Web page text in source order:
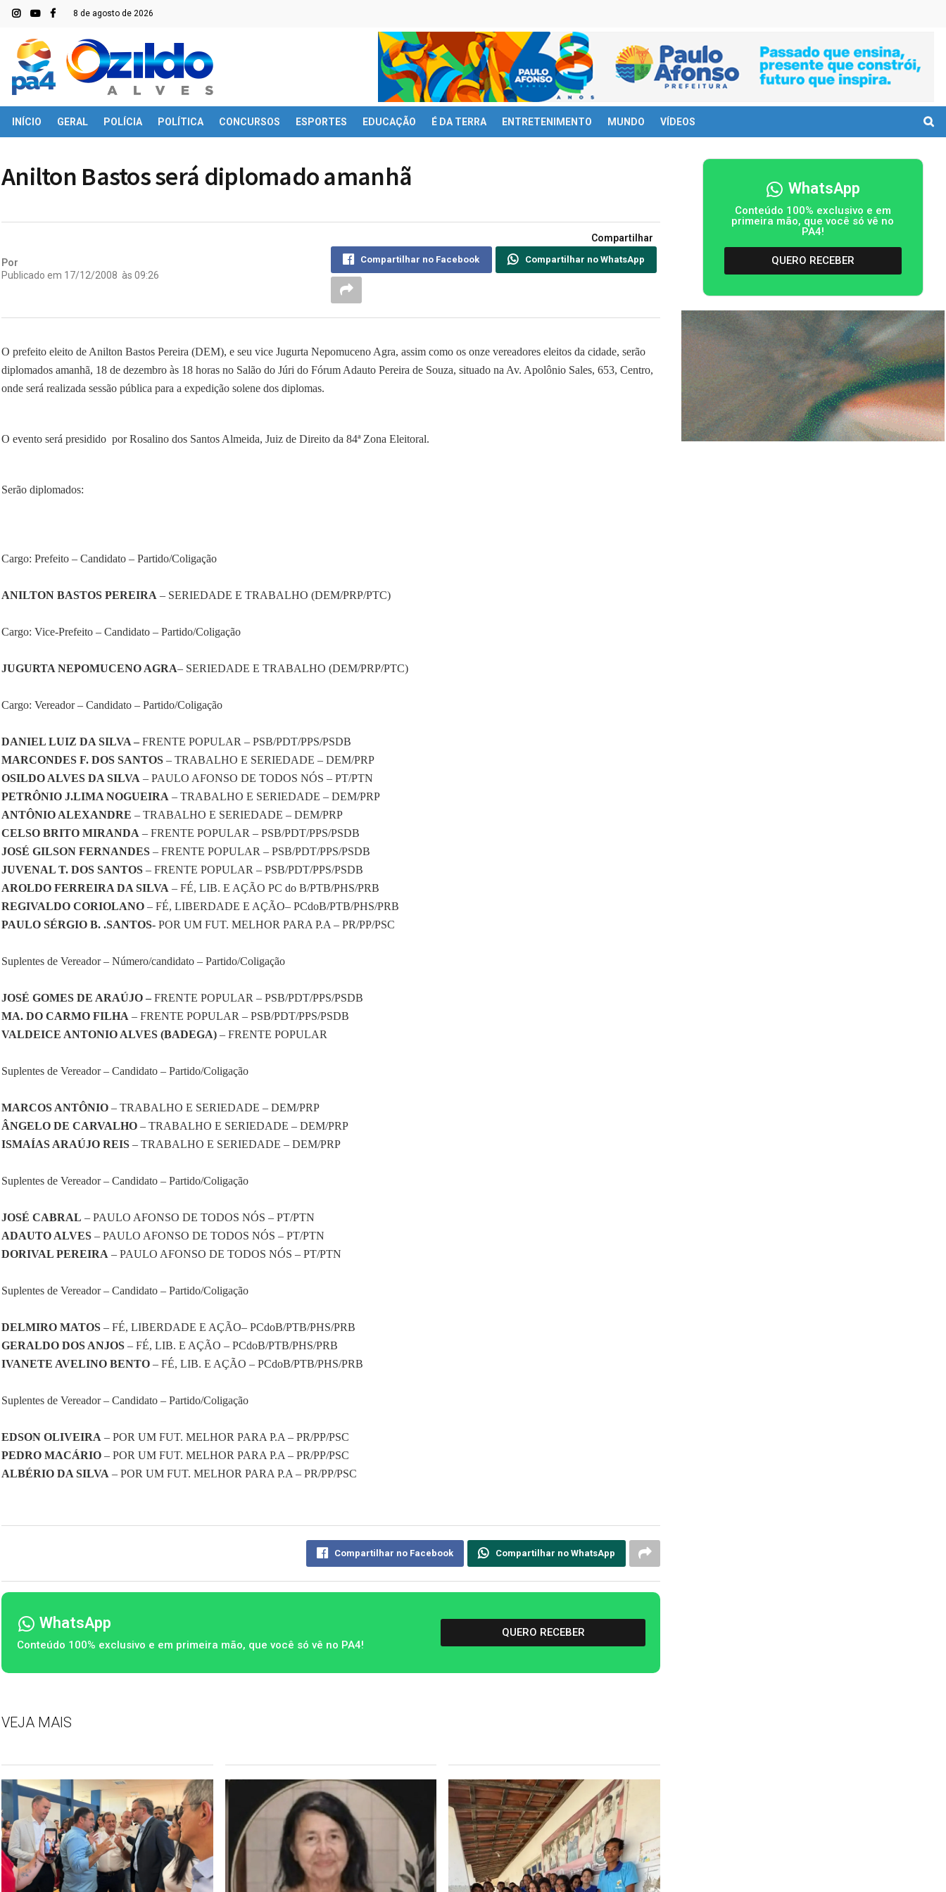
8 de agosto de 2026
INÍCIO GERAL POLÍCIA POLÍTICA CONCURSOS ESPORTES EDUCAÇÃO É DA TERRA ENTRETENIMENTO MUNDO VÍDEOS
Anilton Bastos será diplomado amanhã
Por
Publicado em 17/12/2008 às 09:26
Compartilhar
Compartilhar no Facebook Compartilhar no WhatsApp
O prefeito eleito de Anilton Bastos Pereira (DEM), e seu vice Jugurta Nepomuceno Agra, assim como os onze vereadores eleitos da cidade, serão
diplomados amanhã, 18 de dezembro às 18 horas no Salão do Júri do Fórum Adauto Pereira de Souza, situado na Av. Apolônio Sales, 653, Centro,
onde será realizada sessão pública para a expedição solene dos diplomas.
O evento será presidido por Rosalino dos Santos Almeida, Juiz de Direito da 84ª Zona Eleitoral.
Serão diplomados:
Cargo: Prefeito – Candidato – Partido/Coligação
ANILTON BASTOS PEREIRA – SERIEDADE E TRABALHO (DEM/PRP/PTC)
Cargo: Vice-Prefeito – Candidato – Partido/Coligação
JUGURTA NEPOMUCENO AGRA– SERIEDADE E TRABALHO (DEM/PRP/PTC)
Cargo: Vereador – Candidato – Partido/Coligação
DANIEL LUIZ DA SILVA – FRENTE POPULAR – PSB/PDT/PPS/PSDB
MARCONDES F. DOS SANTOS – TRABALHO E SERIEDADE – DEM/PRP
OSILDO ALVES DA SILVA – PAULO AFONSO DE TODOS NÓS – PT/PTN
PETRÔNIO J.LIMA NOGUEIRA – TRABALHO E SERIEDADE – DEM/PRP
ANTÔNIO ALEXANDRE – TRABALHO E SERIEDADE – DEM/PRP
CELSO BRITO MIRANDA – FRENTE POPULAR – PSB/PDT/PPS/PSDB
JOSÉ GILSON FERNANDES – FRENTE POPULAR – PSB/PDT/PPS/PSDB
JUVENAL T. DOS SANTOS – FRENTE POPULAR – PSB/PDT/PPS/PSDB
AROLDO FERREIRA DA SILVA – FÉ, LIB. E AÇÃO PC do B/PTB/PHS/PRB
REGIVALDO CORIOLANO – FÉ, LIBERDADE E AÇÃO– PCdoB/PTB/PHS/PRB
PAULO SÉRGIO B. .SANTOS- POR UM FUT. MELHOR PARA P.A – PR/PP/PSC
Suplentes de Vereador – Número/candidato – Partido/Coligação
JOSÉ GOMES DE ARAÚJO – FRENTE POPULAR – PSB/PDT/PPS/PSDB
MA. DO CARMO FILHA – FRENTE POPULAR – PSB/PDT/PPS/PSDB
VALDEICE ANTONIO ALVES (BADEGA) – FRENTE POPULAR
Suplentes de Vereador – Candidato – Partido/Coligação
MARCOS ANTÔNIO – TRABALHO E SERIEDADE – DEM/PRP
ÂNGELO DE CARVALHO – TRABALHO E SERIEDADE – DEM/PRP
ISMAÍAS ARAÚJO REIS – TRABALHO E SERIEDADE – DEM/PRP
Suplentes de Vereador – Candidato – Partido/Coligação
JOSÉ CABRAL – PAULO AFONSO DE TODOS NÓS – PT/PTN
ADAUTO ALVES – PAULO AFONSO DE TODOS NÓS – PT/PTN
DORIVAL PEREIRA – PAULO AFONSO DE TODOS NÓS – PT/PTN
Suplentes de Vereador – Candidato – Partido/Coligação
DELMIRO MATOS – FÉ, LIBERDADE E AÇÃO– PCdoB/PTB/PHS/PRB
GERALDO DOS ANJOS – FÉ, LIB. E AÇÃO – PCdoB/PTB/PHS/PRB
IVANETE AVELINO BENTO – FÉ, LIB. E AÇÃO – PCdoB/PTB/PHS/PRB
Suplentes de Vereador – Candidato – Partido/Coligação
EDSON OLIVEIRA – POR UM FUT. MELHOR PARA P.A – PR/PP/PSC
PEDRO MACÁRIO – POR UM FUT. MELHOR PARA P.A – PR/PP/PSC
ALBÉRIO DA SILVA – POR UM FUT. MELHOR PARA P.A – PR/PP/PSC
Compartilhar no Facebook Compartilhar no WhatsApp
WhatsApp
Conteúdo 100% exclusivo e em primeira mão, que você só vê no PA4!
QUERO RECEBER
VEJA MAIS
WhatsApp
Conteúdo 100% exclusivo e em
primeira mão, que você só vê no
PA4!
QUERO RECEBER